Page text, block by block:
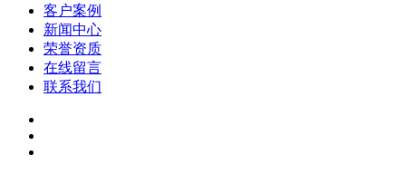
客户案例
新闻中心
荣誉资质
在线留言
联系我们